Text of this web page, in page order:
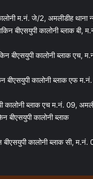
म.नं. जे/2, अमलीडीह थाना
बीएसयुपी कालोनी ब्लाक
बीएसयुपी कालोनी ब्लाक एच,
बीएसयुपी कालोनी ब्लाक एफ
कालोनी ब्लाक एच म.नं. 09,
बीएसयुपी कालोनी ब्लाक
कालोनी ब्लाक सी,